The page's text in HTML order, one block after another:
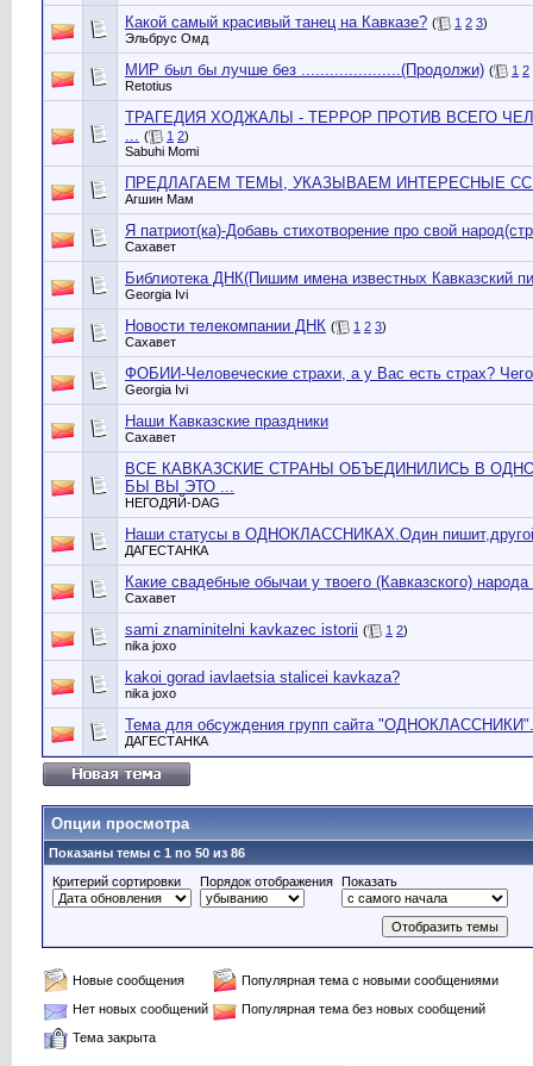
Какой самый красивый танец на Кавказе? ( 1 2 3)
Эльбрус Омд
МИР был бы лучше без .....................(Продолжи) ( 1 2
Retotius
ТРАГЕДИЯ ХОДЖАЛЫ - ТЕРРОР ПРОТИВ ВСЕГО
... ( 1 2)
Sabuhi Momi
ПРЕДЛАГАЕМ ТЕМЫ, УКАЗЫВАЕМ ИНТЕРЕСНЫЕ
Агшин Мам
Я патриот(ка)-Добавь стихотворение про свой
Сахавет
Библиотека ДНК(Пишим имена известных Кавказский
Georgia Ivi
Новости телекомпании ДНК ( 1 2 3)
Сахавет
ФОБИИ-Человеческие страхи, а у Вас есть страх?
Georgia Ivi
Наши Кавказские праздники
Сахавет
ВСЕ КАВКАЗСКИЕ СТРАНЫ ОБЪЕДИНИЛИСЬ В
БЫ ВЫ ЭТО ...
НЕГОДЯЙ-DАG
Наши статусы в ОДНОКЛАССНИКАХ.Один
ДАГЕСТАНКА
Какие свадебные обычаи у твоего (Кавказского)
Сахавет
sami znaminitelni kavkazec istorii ( 1 2)
nika joxo
kakoi gorad iavlaetsia stalicei kavkaza?
nika joxo
Тема для обсуждения групп сайта
ДАГЕСТАНКА
Опции просмотра
Показаны темы с 1 по 50 из 86
Критерий сортировки
Порядок отображения Показать
Новые сообщения
Популярная тема с новыми сообщениями
Нет новых сообщений
Популярная тема без новых сообщений
Тема закрыта